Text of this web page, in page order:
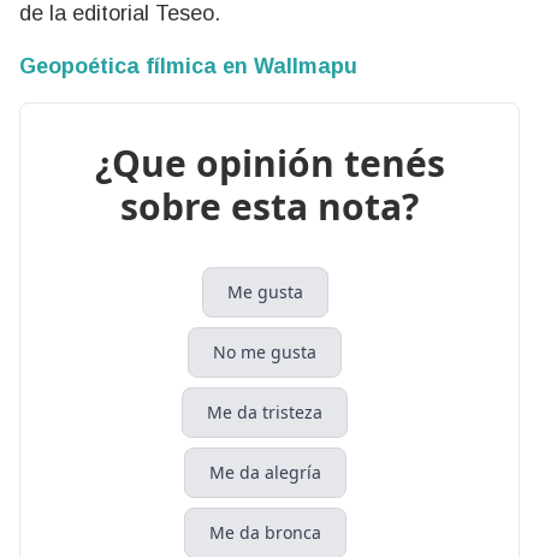
de la editorial Teseo.
Geopoética fílmica en Wallmapu
¿Que opinión tenés
sobre esta nota?
Me gusta
No me gusta
Me da tristeza
Me da alegría
Me da bronca